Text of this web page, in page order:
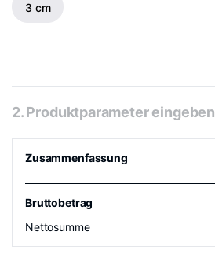
3 cm
2. Produktparameter eingeben
Zusammenfassung
Bruttobetrag
Nettosumme